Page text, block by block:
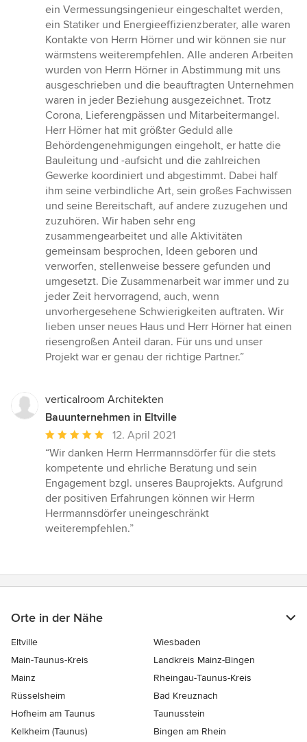
ein Vermessungsingenieur eingeschaltet werden,
ein Statiker und Energieeffizienzberater, alle waren
Kontakte von Herrn Hörner und wir können sie nur
wärmstens weiterempfehlen. Alle anderen Arbeiten
wurden von Herrn Hörner in Abstimmung mit uns
ausgeschrieben und die beauftragten Unternehmen
waren in jeder Beziehung ausgezeichnet. Trotz
Corona, Lieferengpässen und Mitarbeitermangel.
Herr Hörner hat mit größter Geduld alle
Behördengenehmigungen eingeholt, er hatte die
Bauleitung und -aufsicht und die zahlreichen
Gewerke koordiniert und abgestimmt. Dabei half
ihm seine verbindliche Art, sein großes Fachwissen
und seine Bereitschaft, auf andere zuzugehen und
zuzuhören. Wir haben sehr eng
zusammengearbeitet und alle Aktivitäten
gemeinsam besprochen, Ideen geboren und
verworfen, stellenweise bessere gefunden und
umgesetzt. Die Zusammenarbeit war immer und zu
jeder Zeit hervorragend, auch, wenn
unvorhergesehene Schwierigkeiten auftraten. Wir
lieben unser neues Haus und Herr Hörner hat einen
riesengroßen Anteil daran. Für uns und unser
Projekt war er genau der richtige Partner.”
verticalroom Architekten
Bauunternehmen in Eltville
Durchschnittliche
Bewertung:
5
von
5
Sternen
12. April 2021
“Wir danken Herrn Herrmannsdörfer für die stets
kompetente und ehrliche Beratung und sein
Engagement bzgl. unseres Bauprojekts. Aufgrund
der positiven Erfahrungen können wir Herrn
Herrmannsdörfer uneingeschränkt
weiterempfehlen.”
Orte in der Nähe
Eltville
Wiesbaden
Main-Taunus-Kreis
Landkreis Mainz-Bingen
Mainz
Rheingau-Taunus-Kreis
Rüsselsheim
Bad Kreuznach
Hofheim am Taunus
Taunusstein
Kelkheim (Taunus)
Bingen am Rhein